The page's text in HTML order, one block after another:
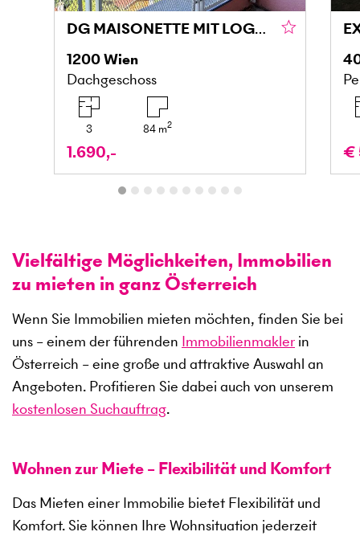
DG MAISONETTE MIT LOGGIA UND GRÜNBLICK IN DONAU NÄHE
1200Wien
Dachgeschoss
3 84m2
1.690,- €
Vielfältige Möglichkeiten, Immobilien
zu mieten in ganz Österreich
Wenn Sie Immobilien mieten möchten, finden Sie bei
uns – einem der führenden Immobilienmakler in
Österreich – eine große und attraktive Auswahl an
Angeboten. Profitieren Sie dabei auch von unserem
kostenlosen Suchauftrag.
Wohnen zur Miete – Flexibilität und Komfort
Das Mieten einer Immobilie bietet Flexibilität und
Komfort. Sie können Ihre Wohnsituation jederzeit